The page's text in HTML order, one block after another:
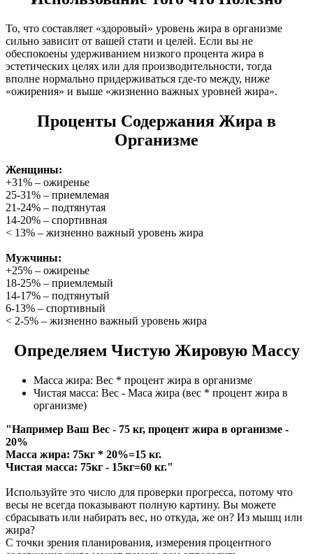
То, что составляет «здоровый» уровень жира в организме
сильно зависит от вашей стати и целей. Если вы не
обеспокоены удерживанием низкого процента жира в
эстетических целях или для производительности, тогда
вполне нормально придерживаться где-то между, ниже
«ожирения» и выше «жизненно важных уровней жира».
Проценты Содержания Жира в
Организме
Женщины:
+31% – ожиренье
25-31% – приемлемая
21-24% – подтянутая
14-20% – спортивная
< 13% – жизненно важный уровень жира
Мужчины:
+25% – ожиренье
18-25% – приемлемый
14-17% – подтянутый
6-13% – спортивный
< 2-5% – жизненно важный уровень жира
Определяем Чистую Жировую Массу
Масса жира: Вес * процент жира в организме
Чистая масса: Вес - Маса жира (вес * процент жира в
организме)
"Например Ваш Вес - 75 кг, процент жира в организме -
20%
Масса жира: 75кг * 20%=15 кг.
Чистая масса: 75кг - 15кг=60 кг."
Используйте это число для проверки прогресса, потому что
весы не всегда показывают полную картину. Вы можете
сбрасывать или набирать вес, но откуда, же он? Из мышц или
жира?
С точки зрения планирования, измерения процентного